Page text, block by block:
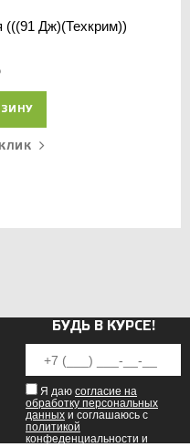
(((91 Дж)(Техкрим))
БУДЬ В КУРСЕ!
Я даю согласие на
обработку персональных
данных и соглашаюсь с
политикой
конфеденциальности и